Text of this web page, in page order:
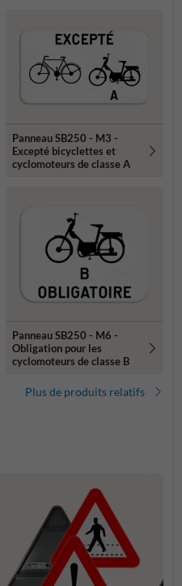
Panneau SB250 - M3 -
Excepté bicyclettes et
cyclomoteurs de classe A
Panneau SB250 - M6 -
Obligation pour les
cyclomoteurs de classe B
Plus de produits relatifs